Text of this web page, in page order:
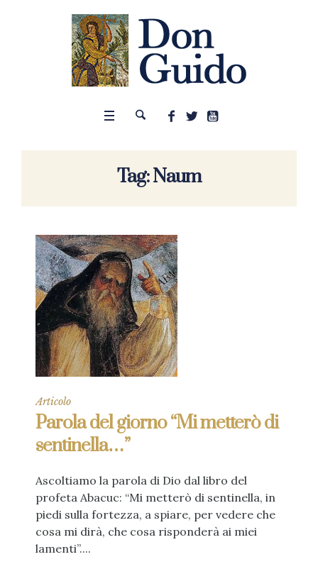
Tag:Naum
Articolo
Parola del giorno “Mi metterò di
sentinella…”
Ascoltiamo la parola di Dio dal libro del
profeta Abacuc: “Mi metterò di sentinella, in
piedi sulla fortezza, a spiare, per vedere che
cosa mi dirà, che cosa risponderà ai miei
lamenti”....